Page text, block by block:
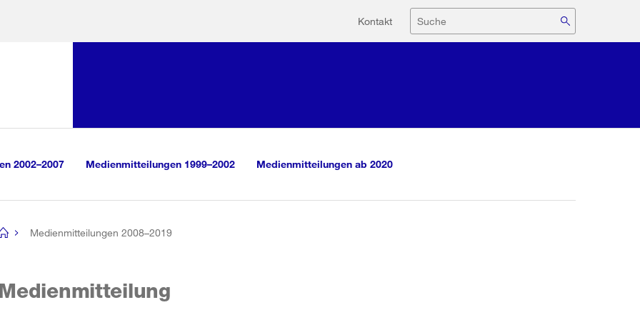
Hilfsnavigation
Kontakt Suche
2002–2007 Medienmitteilungen 1999–2002 Medienmitteilungen ab 2020
Medienmitteilungen 2008–2019